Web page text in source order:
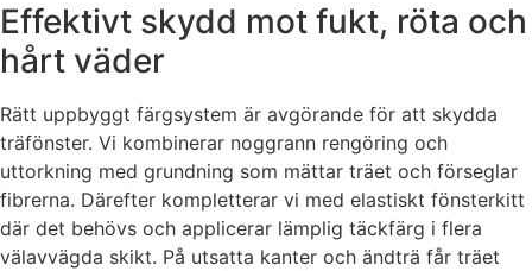
Effektivt skydd mot fukt, röta och
hårt väder
Rätt uppbyggt färgsystem är avgörande för att skydda
träfönster. Vi kombinerar noggrann rengöring och
uttorkning med grundning som mättar träet och förseglar
fibrerna. Därefter kompletterar vi med elastiskt fönsterkitt
där det behövs och applicerar lämplig täckfärg i flera
välavvägda skikt. På utsatta kanter och ändträ får träet